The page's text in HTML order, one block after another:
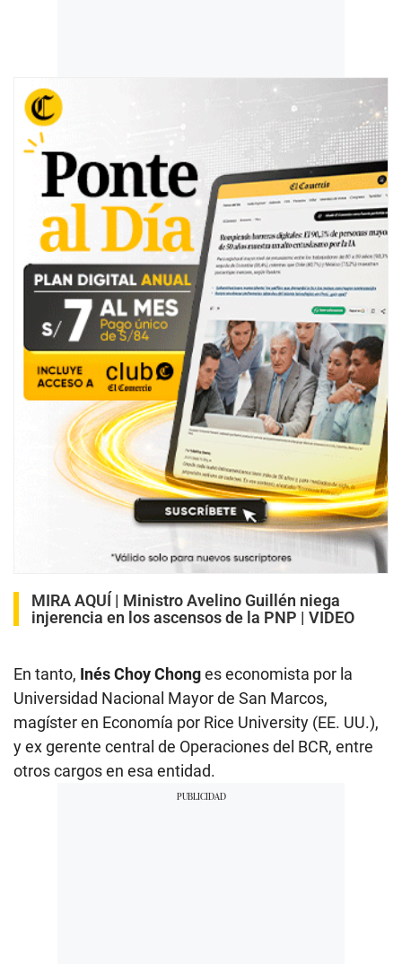
MIRA AQUÍ | Ministro Avelino Guillén niega
injerencia en los ascensos de la PNP | VIDEO
En tanto, Inés Choy Chonges economista por la
Universidad Nacional Mayor de San Marcos,
magíster en Economía por Rice University (EE. UU.),
y ex gerente central de Operaciones del BCR, entre
otros cargos en esa entidad.